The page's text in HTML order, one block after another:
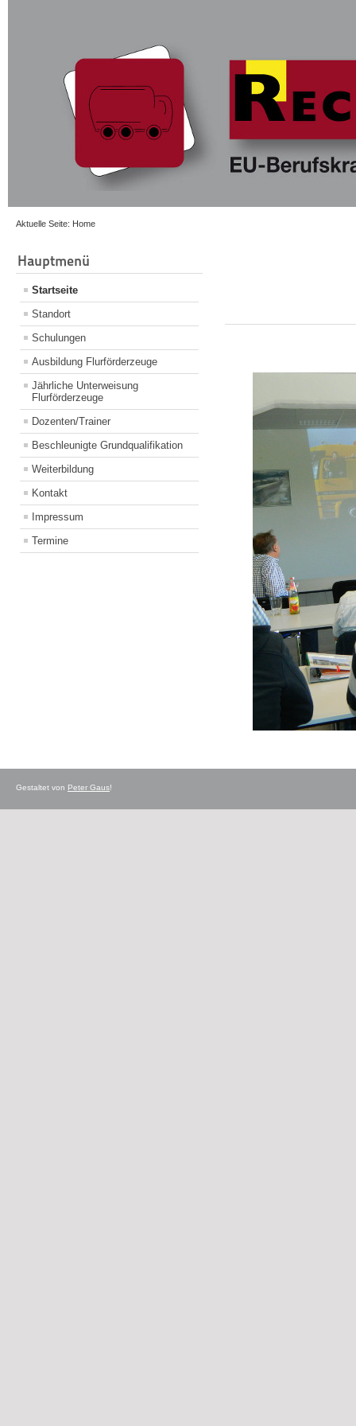
Aktuelle Seite: Home
Hauptmenü
Startseite
Standort
Schulungen
Ausbildung Flurförderzeuge
Jährliche Unterweisung
Flurförderzeuge
Dozenten/Trainer
Beschleunigte Grundqualifikation
Weiterbildung
Kontakt
Impressum
Termine
Gestaltet von Peter Gaus!